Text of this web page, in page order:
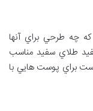
چه طرحي براي آنها
طلاي سفيد مناسب
براي پوست هايي با